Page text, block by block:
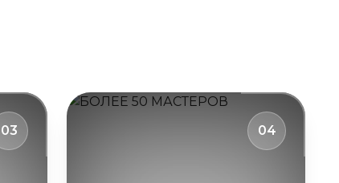
03 04